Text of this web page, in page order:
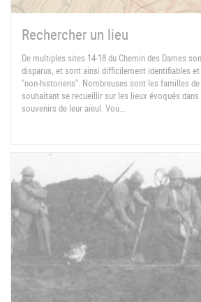
Rechercher un lieu
De multiples sites 14-18 du Chemin des Dames
disparus, et sont ainsi difficilement identifiables
"non-historiens". Nombreuses sont les familles
souhaitant se recueillir sur les lieux évoqués
souvenirs de leur aïeul. Vou...